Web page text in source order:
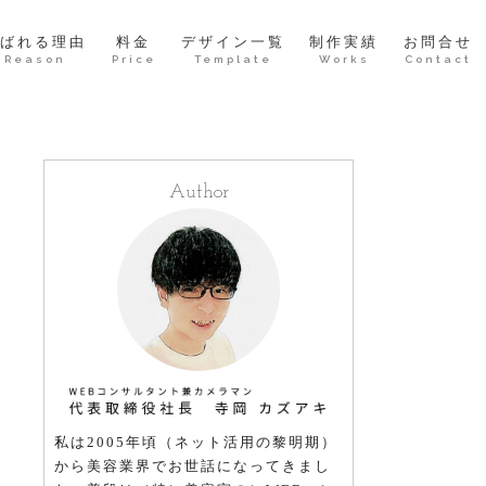
れる理由
Reason
料金
Price
デザイン一覧
Template
制作実績
Works
お問合せ
Contact
Author
私は2005年頃（ネット活用の黎明期）
から美容業界でお世話になってきまし